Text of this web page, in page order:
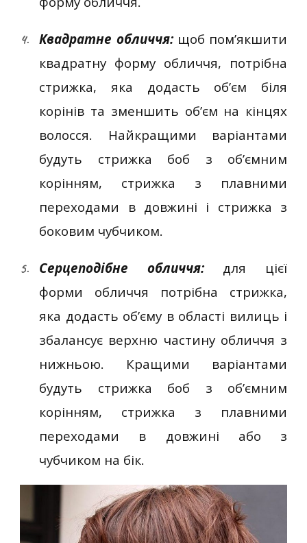
Квадратне обличчя:щоб пом’якшити
квадратну форму обличчя, потрібна
стрижка, яка додасть об’єм біля
корінів та зменшить об’єм на кінцях
волосся. Найкращими варіантами
будуть стрижка боб з об’ємним
корінням, стрижка з плавними
переходами в довжині і стрижка з
боковим чубчиком.
Серцеподібне обличчя:для цієї
форми обличчя потрібна стрижка,
яка додасть об’єму в області вилиць і
збалансує верхню частину обличчя з
нижньою. Кращими варіантами
будуть стрижка боб з об’ємним
корінням, стрижка з плавними
переходами в довжині або з
чубчиком на бік.